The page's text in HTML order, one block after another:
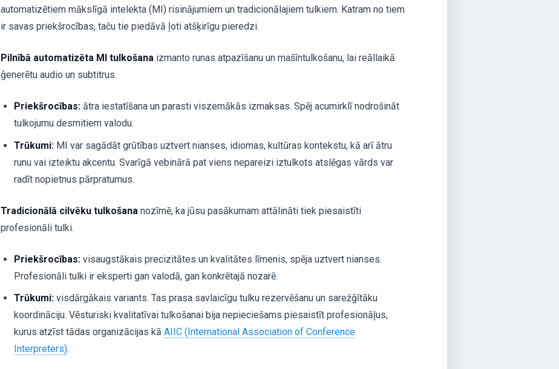
automatizētiem mākslīgā intelekta (MI) risinājumiem un tradicionālajiem tulkiem. Katram no tiem
ir savas priekšrocības, taču tie piedāvā ļoti atšķirīgu pieredzi.
Pilnībā automatizēta MI tulkošana izmanto runas atpazīšanu un mašīntulkošanu, lai reāllaikā
ģenerētu audio un subtitrus.
Priekšrocības: ātra iestatīšana un parasti viszemākās izmaksas. Spēj acumirklī nodrošināt
tulkojumu desmitiem valodu.
Trūkumi: MI var sagādāt grūtības uztvert nianses, idiomas, kultūras kontekstu, kā arī ātru
runu vai izteiktu akcentu. Svarīgā vebinārā pat viens nepareizi iztulkots atslēgas vārds var
radīt nopietnus pārpratumus.
Tradicionālā cilvēku tulkošana nozīmē, ka jūsu pasākumam attālināti tiek piesaistīti
profesionāli tulki.
Priekšrocības: visaugstākais precizitātes un kvalitātes līmenis, spēja uztvert nianses.
Profesionāli tulki ir eksperti gan valodā, gan konkrētajā nozarē.
Trūkumi: visdārgākais variants. Tas prasa savlaicīgu tulku rezervēšanu un sarežģītāku
koordināciju. Vēsturiski kvalitatīvai tulkošanai bija nepieciešams piesaistīt profesionāļus,
kurus atzīst tādas organizācijas kāAIIC (International Association of Conference
Interpreters).